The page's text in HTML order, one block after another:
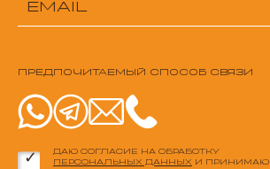
ПРЕДПОЧИТАЕМЫЙ СПОСОБ СВЯЗИ
ДАЮ СОГЛАСИЕ НА ОБРАБОТКУ
ПЕРСОНАЛЬНЫХ ДАННЫХ
И ПРИНИМАЮ